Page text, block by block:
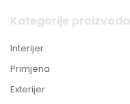
Kategorije proizvoda
Interijer
Primjena
Exterijer